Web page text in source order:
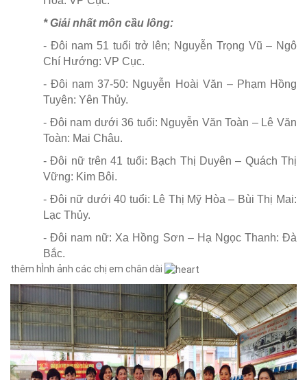
* Giải nhất môn cầu lông:
- Đôi nam 51 tuổi trở lên; Nguyễn Trọng Vũ – Ngô
Chí Hướng: VP Cục.
- Đôi nam 37-50: Nguyễn Hoài Văn – Phạm Hồng
Tuyên: Yên Thủy.
- Đôi nam dưới 36 tuổi: Nguyễn Văn Toàn – Lê Văn
Toàn: Mai Châu.
- Đôi nữ trên 41 tuổi: Bạch Thị Duyên – Quách Thị
Vững: Kim Bôi.
- Đôi nữ dưới 40 tuổi: Lê Thị Mỹ Hòa – Bùi Thị Mai:
Lạc Thủy.
- Đôi nam nữ: Xa Hồng Sơn – Hạ Ngọc Thanh: Đà
Bắc.
thêm hÌnh ảnh các chị em chân dài